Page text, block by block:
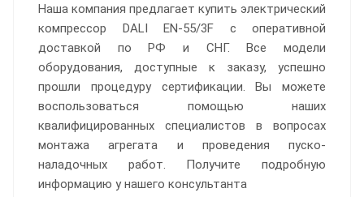
Наша компания предлагает купить электрический
компрессор DALI EN-55/3F с оперативной
доставкой по РФ и СНГ. Все модели
оборудования, доступные к заказу, успешно
прошли процедуру сертификации. Вы можете
воспользоваться помощью наших
квалифицированных специалистов в вопросах
монтажа агрегата и проведения пуско-
наладочных работ. Получите подробную
информацию у нашего консультанта